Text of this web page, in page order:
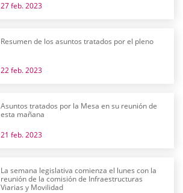
27 feb. 2023
Resumen de los asuntos tratados por el pleno
22 feb. 2023
Asuntos tratados por la Mesa en su reunión de
esta mañana
21 feb. 2023
La semana legislativa comienza el lunes con la
reunión de la comisión de Infraestructuras
Viarias y Movilidad